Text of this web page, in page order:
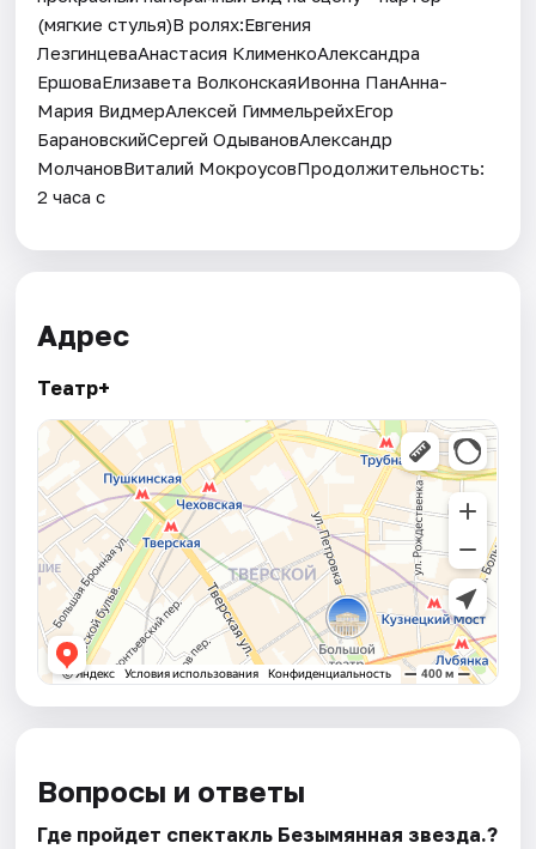
(мягкие стулья)В ролях:Евгения
ЛезгинцеваАнастасия КлименкоАлександра
ЕршоваЕлизавета ВолконскаяИвонна ПанАнна-
Мария ВидмерАлексей ГиммельрейхЕгор
БарановскийСергей ОдывановАлександр
МолчановВиталий МокроусовПродолжительность:
2 часа с
Адрес
Театр+
Вопросы и ответы
Где пройдет спектакль Безымянная звезда.?